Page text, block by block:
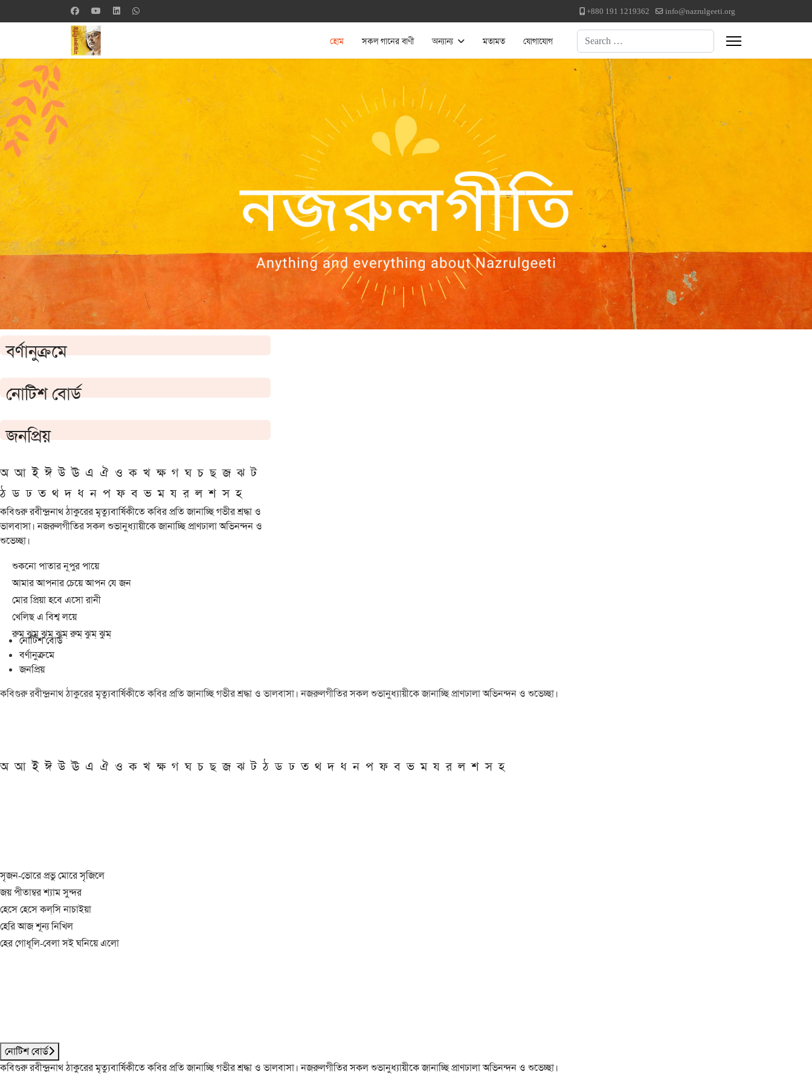
+880 191 1219362 info@nazrulgeeti.org
হোম সকল গানের বাণী অন্যান্য মতামত যোগাযোগ Search
বর্ণানুক্রমে
নোটিশ বোর্ড
জনপ্রিয়
অ আ ই ঈ উ ঊ এ ঐ ও ক খ ক্ষ গ ঘ চ ছ জ ঝ ট
ঠ ড ঢ ত থ দ ধ ন প ফ ব ভ ম য র ল শ স হ
কবিগুরু রবীন্দ্রনাথ ঠাকুরের মৃত্যুবার্ষিকীতে কবির প্রতি জানাচ্ছি গভীর শ্রদ্ধা ও
ভালবাসা। নজরুলগীতির সকল শুভানুধ্যায়ীকে জানাচ্ছি প্রাণঢালা অভিনন্দন ও
শুভেচ্ছা।
শুকনো পাতার নূপুর পায়ে
আমার আপনার চেয়ে আপন যে জন
মোর প্রিয়া হবে এসো রানী
খেলিছ এ বিশ্ব লয়ে
রুম্ ঝুম্ ঝুম্ ঝুম্ রুম্ ঝুম্ ঝুম্
নোটিশ বোর্ড
বর্ণানুক্রমে
জনপ্রিয়
কবিগুরু রবীন্দ্রনাথ ঠাকুরের মৃত্যুবার্ষিকীতে কবির প্রতি জানাচ্ছি গভীর শ্রদ্ধা ও ভালবাসা। নজরুলগীতির সকল শুভানুধ্যায়ীকে জানাচ্ছি প্রাণঢালা অভিনন্দন ও শুভেচ্ছা।
অ আ ই ঈ উ ঊ এ ঐ ও ক খ ক্ষ গ ঘ চ ছ জ ঝ ট ঠ ড ঢ ত থ দ ধ ন প ফ ব ভ ম য র ল শ স হ
সৃজন-ভোরে প্রভু মোরে সৃজিলে
জয় পীতাম্বর শ্যাম সুন্দর
হেসে হেসে কল্‌সি নাচাইয়া
হেরি আজ শূন্য নিখিল
হের গোধূলি-বেলা সই ঘনিয়ে এলো
নোটিশ বোর্ড
কবিগুরু রবীন্দ্রনাথ ঠাকুরের মৃত্যুবার্ষিকীতে কবির প্রতি জানাচ্ছি গভীর শ্রদ্ধা ও ভালবাসা। নজরুলগীতির সকল শুভানুধ্যায়ীকে জানাচ্ছি প্রাণঢালা অভিনন্দন ও শুভেচ্ছা।